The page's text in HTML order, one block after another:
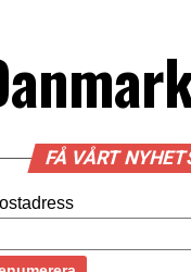
FÅ VÅRT